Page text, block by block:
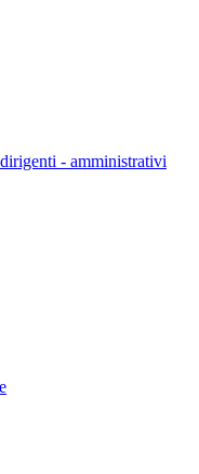
- amministrativi